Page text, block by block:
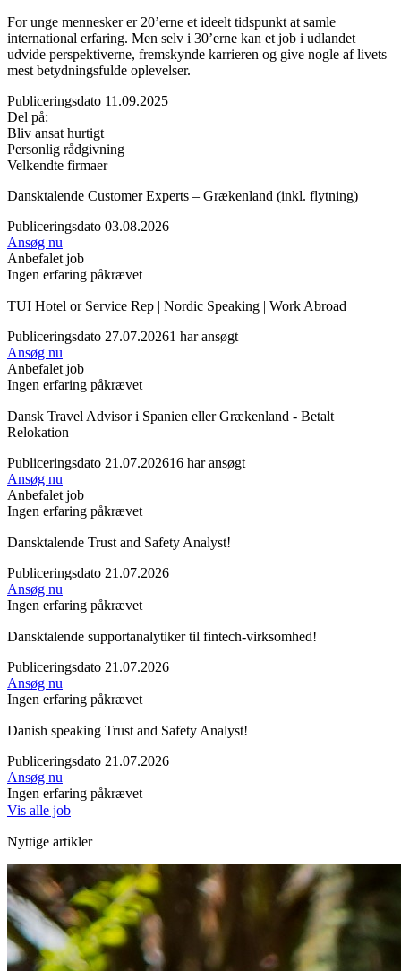
For unge mennesker er 20’erne et ideelt tidspunkt at samle
international erfaring. Men selv i 30’erne kan et job i udlandet
udvide perspektiverne, fremskynde karrieren og give nogle af livets
mest betydningsfulde oplevelser.
Publiceringsdato 11.09.2025
Del på:
Bliv ansat hurtigt
Personlig rådgivning
Velkendte firmaer
Dansktalende Customer Experts – Grækenland (inkl. flytning)
Publiceringsdato 03.08.2026
Ansøg nu
Anbefalet job
Ingen erfaring påkrævet
TUI Hotel or Service Rep | Nordic Speaking | Work Abroad
Publiceringsdato 27.07.20261 har ansøgt
Ansøg nu
Anbefalet job
Ingen erfaring påkrævet
Dansk Travel Advisor i Spanien eller Grækenland - Betalt
Relokation
Publiceringsdato 21.07.202616 har ansøgt
Ansøg nu
Anbefalet job
Ingen erfaring påkrævet
Dansktalende Trust and Safety Analyst!
Publiceringsdato 21.07.2026
Ansøg nu
Ingen erfaring påkrævet
Dansktalende supportanalytiker til fintech-virksomhed!
Publiceringsdato 21.07.2026
Ansøg nu
Ingen erfaring påkrævet
Danish speaking Trust and Safety Analyst!
Publiceringsdato 21.07.2026
Ansøg nu
Ingen erfaring påkrævet
Vis alle job
Nyttige artikler